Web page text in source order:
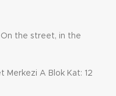
the street, in the
Merkezi A Blok Kat: 12